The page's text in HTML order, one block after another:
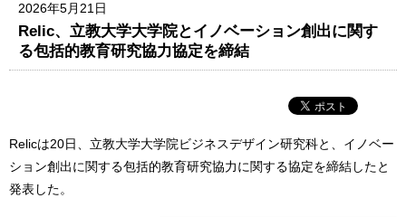
2026年5月21日
Relic、立教大学大学院とイノベーション創出に関す
る包括的教育研究協力協定を締結
Relicは20日、立教大学大学院ビジネスデザイン研究科と、イノベー
ション創出に関する包括的教育研究協力に関する協定を締結したと
発表した。